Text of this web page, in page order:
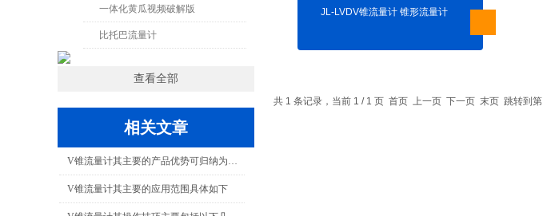
一体化黄瓜视频破解版
比托巴流量计
查看全部
相关文章
V锥流量计其主要的产品优势可归纳为以下几点
V锥流量计其主要的应用范围具体如下
JL-LVDV锥流量计 锥形流量计
共 1 条记录，当前 1 / 1 页 首页 上一页 下一页 末页 跳转到第